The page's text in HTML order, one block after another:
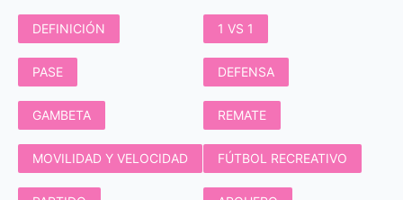
DEFINICIÓN 1 VS 1
PASE DEFENSA
GAMBETA REMATE
MOVILIDAD Y VELOCIDAD FÚTBOL RECREATIVO